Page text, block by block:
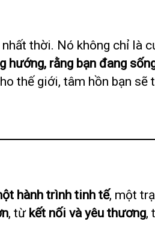
thời. Nó không chỉ là
hướng, rằng bạn đang
thế giới, tâm hồn bạn sẽ
hành trình tinh tế, một
, từ kết nối và yêu thương,